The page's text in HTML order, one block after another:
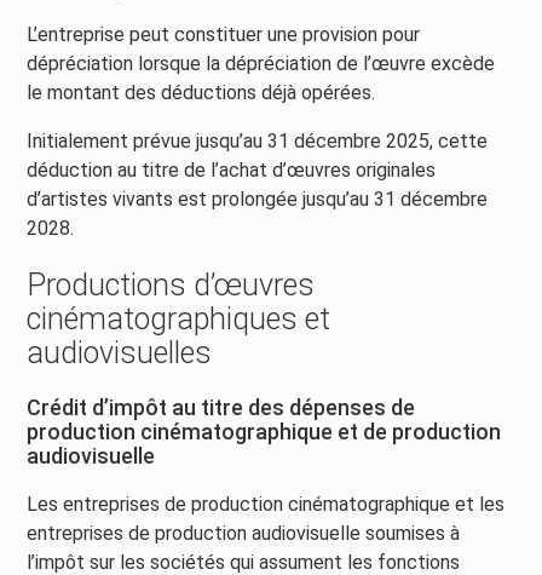
L’entreprise peut constituer une provision pour
dépréciation lorsque la dépréciation de l’œuvre excède
le montant des déductions déjà opérées.
Initialement prévue jusqu’au 31 décembre 2025, cette
déduction au titre de l’achat d’œuvres originales
d’artistes vivants est prolongée jusqu’au 31 décembre
2028.
Productions d’œuvres
cinématographiques et
audiovisuelles
Crédit d’impôt au titre des dépenses de
production cinématographique et de production
audiovisuelle
Les entreprises de production cinématographique et les
entreprises de production audiovisuelle soumises à
l’impôt sur les sociétés qui assument les fonctions